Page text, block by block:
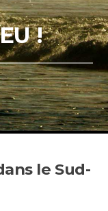
!
le Sud-